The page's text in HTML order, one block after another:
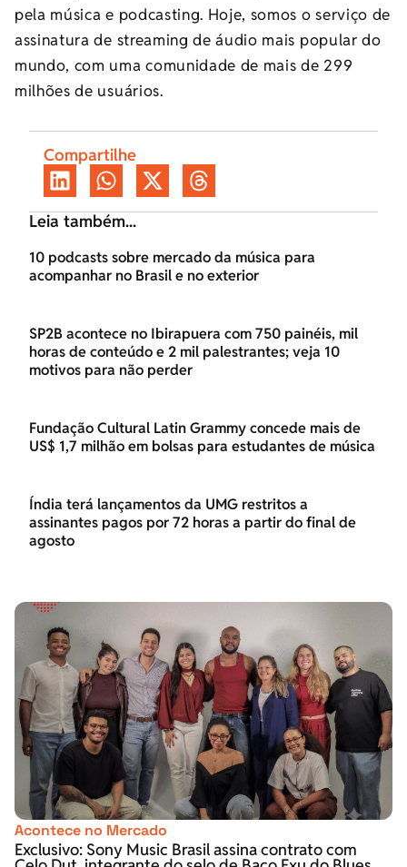
pela música e podcasting. Hoje, somos o serviço de
assinatura de streaming de áudio mais popular do
mundo, com uma comunidade de mais de 299
milhões de usuários.
Compartilhe
Leia também...
10 podcasts sobre mercado da música para
acompanhar no Brasil e no exterior
SP2B acontece no Ibirapuera com 750 painéis, mil
horas de conteúdo e 2 mil palestrantes; veja 10
motivos para não perder
Fundação Cultural Latin Grammy concede mais de
US$ 1,7 milhão em bolsas para estudantes de música
Índia terá lançamentos da UMG restritos a
assinantes pagos por 72 horas a partir do final de
agosto
Acontece no Mercado
Exclusivo: Sony Music Brasil assina contrato com